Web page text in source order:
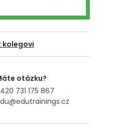
kolegovi
otázku?
731 175 867